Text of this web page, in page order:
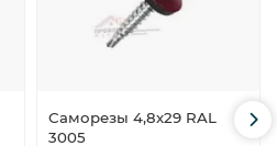
Саморезы 4,8х29 RAL
3005